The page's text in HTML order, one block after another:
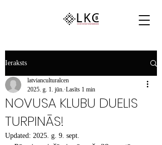
Ieraksts
NOVUSA KLUBU DUELIS
TURPINĀS!
latvianculturalcen
2025. g. 1. jūn. Lasīts 1 min
Updated: 2025. g. 9. sept.